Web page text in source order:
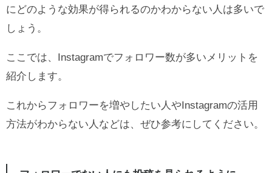
にどのような効果が得られるのかわからない人は多いで
しょう。
ここでは、Instagramでフォロワー数が多いメリットを
紹介します。
これからフォロワーを増やしたい人やInstagramの活用
方法がわからない人などは、ぜひ参考にしてください。